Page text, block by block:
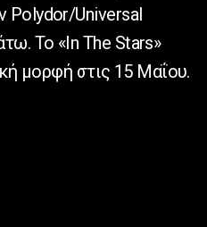
Polydor/Universal
Το «In The Stars»
μορφή στις 15 Μαΐου.